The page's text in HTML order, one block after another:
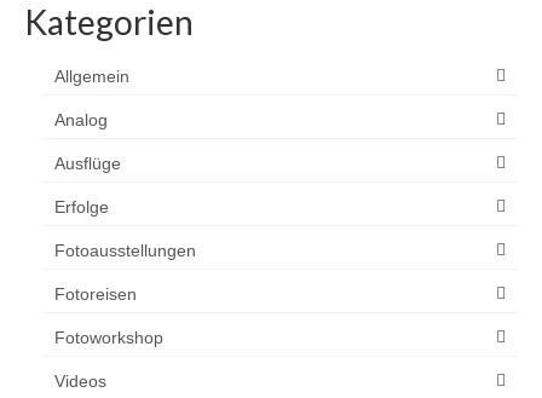
Kategorien
Allgemein
Analog
Ausflüge
Erfolge
Fotoausstellungen
Fotoreisen
Fotoworkshop
Videos